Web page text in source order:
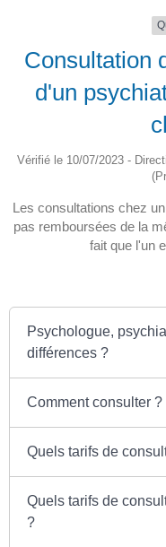
Consultation
d'un
Vérifié le 10/07/2023 -
Les consultations chez
pas remboursées de la
fait que l'un
Psychologue,
différences ?
Comment consulter ?
Quels tarifs de
Quels tarifs de
?